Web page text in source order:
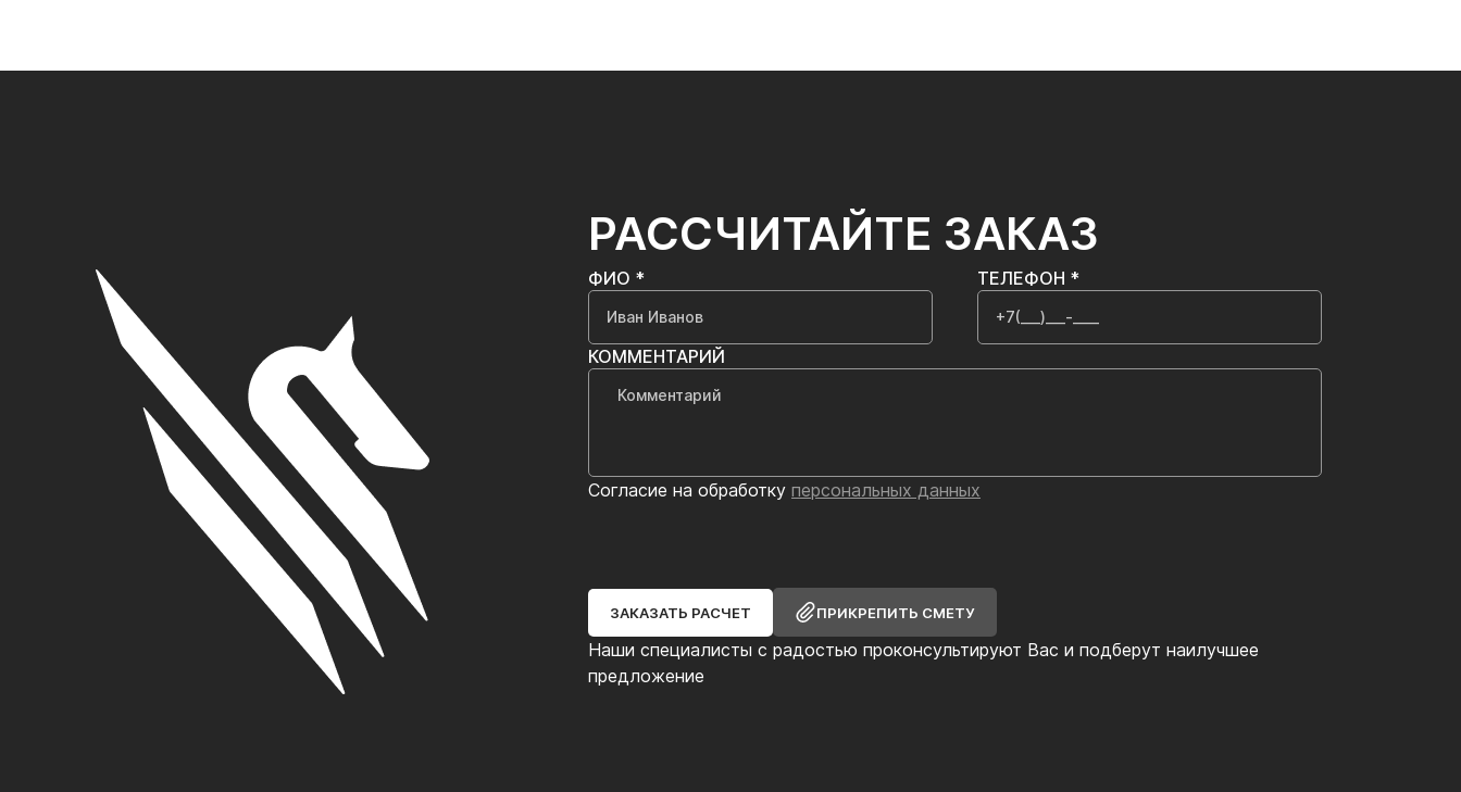
РАССЧИТАЙТЕ ЗАКАЗ
Наши специалисты с радостью проконсультируют Вас и подберут наилучшее
предложение
ФИО * ТЕЛЕФОН *
КОММЕНТАРИЙ
Согласие на обработку персональных данных
ЗАКАЗАТЬ РАСЧЕТ ПРИКРЕПИТЬ СМЕТУ